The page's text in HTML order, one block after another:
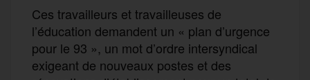
Ces travailleurs et travailleuses de
l’éducation demandent un « plan d’urgence
pour le 93 », un mot d’ordre intersyndical
exigeant de nouveaux postes et des